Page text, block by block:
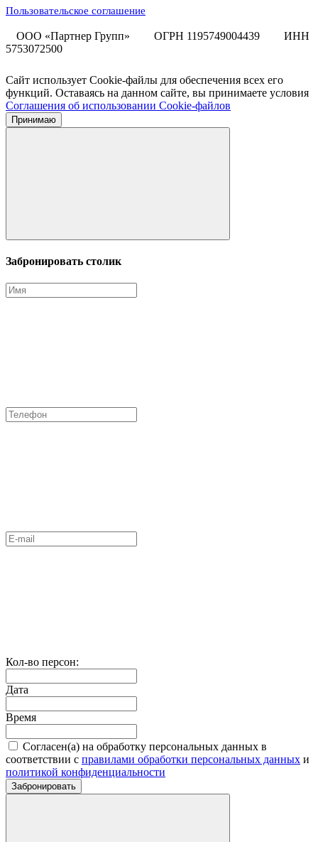
Пользовательское соглашение
ООО «Партнер Групп» ОГРН 1195749004439
ИНН
5753072500
Сайт использует Cookie-файлы для обеспечения всех его
функций. Оставаясь на данном сайте, вы принимаете условия
Соглашения об использовании Cookie-файлов
Принимаю
Забронировать столик
Кол-во персон:
Дата
Время
Согласен(а) на обработку персональных данных в
соответствии с правилами обработки персональных данных и
политикой конфиденциальности
Забронировать